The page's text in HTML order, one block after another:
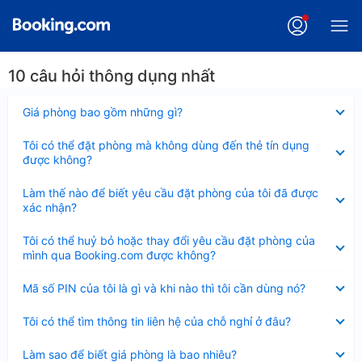
10 câu hỏi thông dụng nhất
Giá phòng bao gồm những gì?
thu
Tôi có thể đặt phòng mà không dùng đến thẻ tín dụng
được không?
thu
gọn
Làm thế nào để biết yêu cầu đặt phòng của tôi đã được
xác nhận?
thu
gọn
Tôi có thể huỷ bỏ hoặc thay đổi yêu cầu đặt phòng của
mình qua Booking.com được không?
thu
gọn
Mã số PIN của tôi là gì và khi nào thì tôi cần dùng nó?
thu
Tôi có thể tìm thông tin liên hệ của chỗ nghỉ ở đâu?
thu
Làm sao để biết giá phòng là bao nhiêu?
thu